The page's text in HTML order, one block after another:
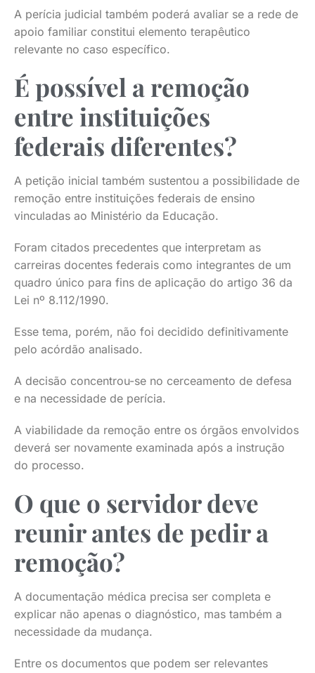
A perícia judicial também poderá avaliar se a rede de
apoio familiar constitui elemento terapêutico
relevante no caso específico.
É possível a remoção
entre instituições
federais diferentes?
A petição inicial também sustentou a possibilidade de
remoção entre instituições federais de ensino
vinculadas ao Ministério da Educação.
Foram citados precedentes que interpretam as
carreiras docentes federais como integrantes de um
quadro único para fins de aplicação do artigo 36 da
Lei nº 8.112/1990.
Esse tema, porém, não foi decidido definitivamente
pelo acórdão analisado.
A decisão concentrou-se no cerceamento de defesa
e na necessidade de perícia.
A viabilidade da remoção entre os órgãos envolvidos
deverá ser novamente examinada após a instrução
do processo.
O que o servidor deve
reunir antes de pedir a
remoção?
A documentação médica precisa ser completa e
explicar não apenas o diagnóstico, mas também a
necessidade da mudança.
Entre os documentos que podem ser relevantes